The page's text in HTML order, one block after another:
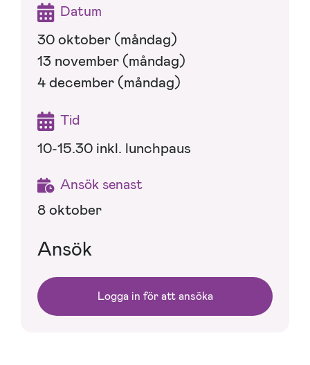
Datum
30 oktober (måndag)
13 november (måndag)
4 december (måndag)
Tid
10-15.30 inkl. lunchpaus
Ansök senast
8 oktober
Ansök
Logga in för att ansöka